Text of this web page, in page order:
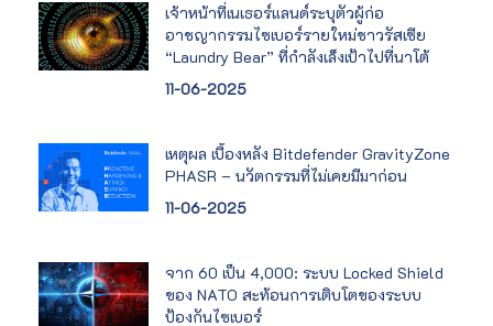
เจ้าหน้าที่เนเธอร์แลนด์ระบุตัวผู้ก่อ
อาชญากรรมไซเบอร์รายใหม่ชาวรัสเซีย
“Laundry Bear” ที่กำลังเล็งเป้าไปที่นาโต้
11-06-2025
เหตุผล เบื้องหลัง Bitdefender GravityZone
PHASR – นวัตกรรมที่ไม่เคยมีมาก่อน
11-06-2025
จาก 60 เป็น 4,000: ระบบ Locked Shield
ของ NATO สะท้อนการเติบโตของระบบ
ป้องกันไซเบอร์